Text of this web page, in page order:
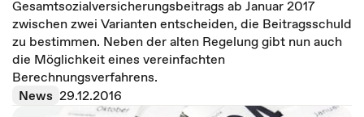
Gesamtsozialversicherungsbeitrags ab Januar 2017
zwischen zwei Varianten entscheiden, die Beitragsschuld
zu bestimmen. Neben der alten Regelung gibt nun auch
die Möglichkeit eines vereinfachten
Berechnungsverfahrens.
News 29.12.2016